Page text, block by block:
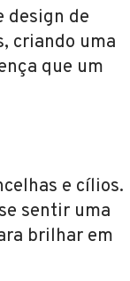
design de
criando uma
que um
e cílios.
sentir uma
brilhar em